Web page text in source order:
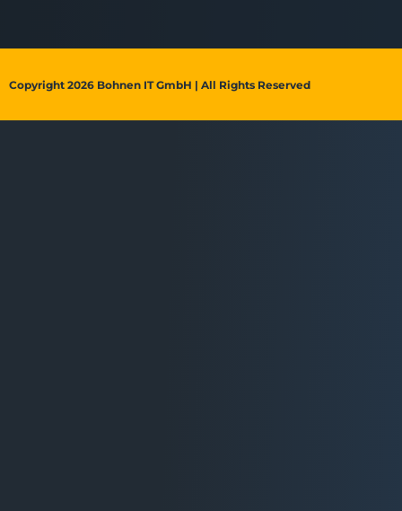
Copyright 2026 Bohnen IT GmbH | All Rights Reserved